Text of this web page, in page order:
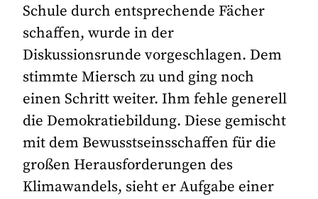
Schule durch entsprechende Fächer
schaffen, wurde in der
Diskussionsrunde vorgeschlagen. Dem
stimmte Miersch zu und ging noch
einen Schritt weiter. Ihm fehle generell
die Demokratiebildung. Diese gemischt
mit dem Bewusstseinsschaffen für die
großen Herausforderungen des
Klimawandels, sieht er Aufgabe einer